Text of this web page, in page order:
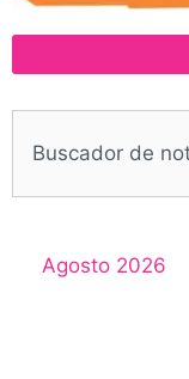
Agosto 2026